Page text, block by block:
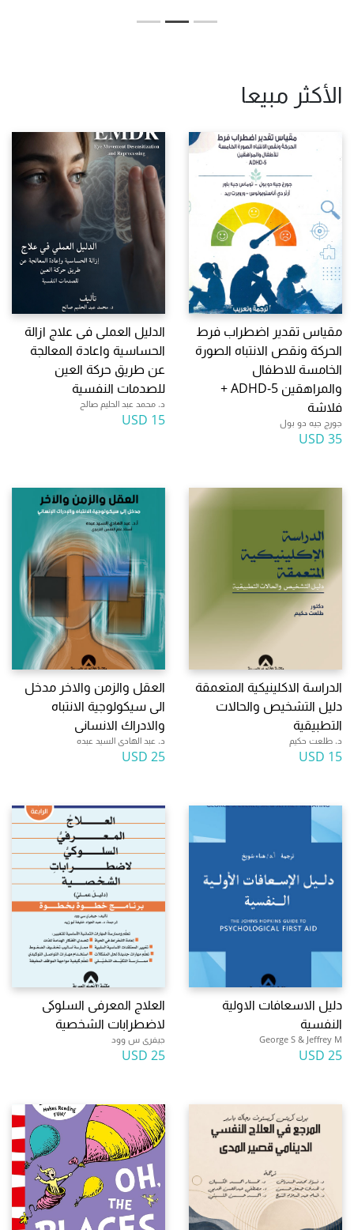
الأكثر مبيعا
مقياس تقدير اضطراب فرط
الحركة ونقص الانتباه الصورة
الخامسة للاطفال
والمراهقين ADHD-5 +
فلاشة
جورج جيه دو بول
35 USD
الدليل العملى فى علاج ازالة
الحساسية واعادة المعالجة
عن طريق حركة العين
للصدمات النفسية
د. محمد عبد الحليم صالح
15 USD
الدراسة الاكلينيكية المتعمقة
دليل التشخيص والحالات
التطبيقية
د. طلعت حكيم
15 USD
العقل والزمن والاخر مدخل
الى سيكولوجية الانتباه
والادراك الانسانى
د. عبد الهادى السيد عبده
25 USD
دليل الاسعافات الاولية
النفسية
George S & Jeffrey M
25 USD
العلاج المعرفى السلوكى
لاضطرابات الشخصية
جيفرى س وود
25 USD